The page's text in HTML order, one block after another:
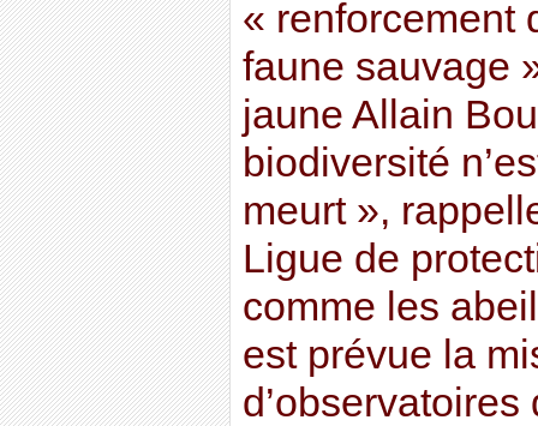
« renforcement
faune sauvage
jaune Allain
biodiversité
meurt »,
Ligue de
comme les
est prévue la